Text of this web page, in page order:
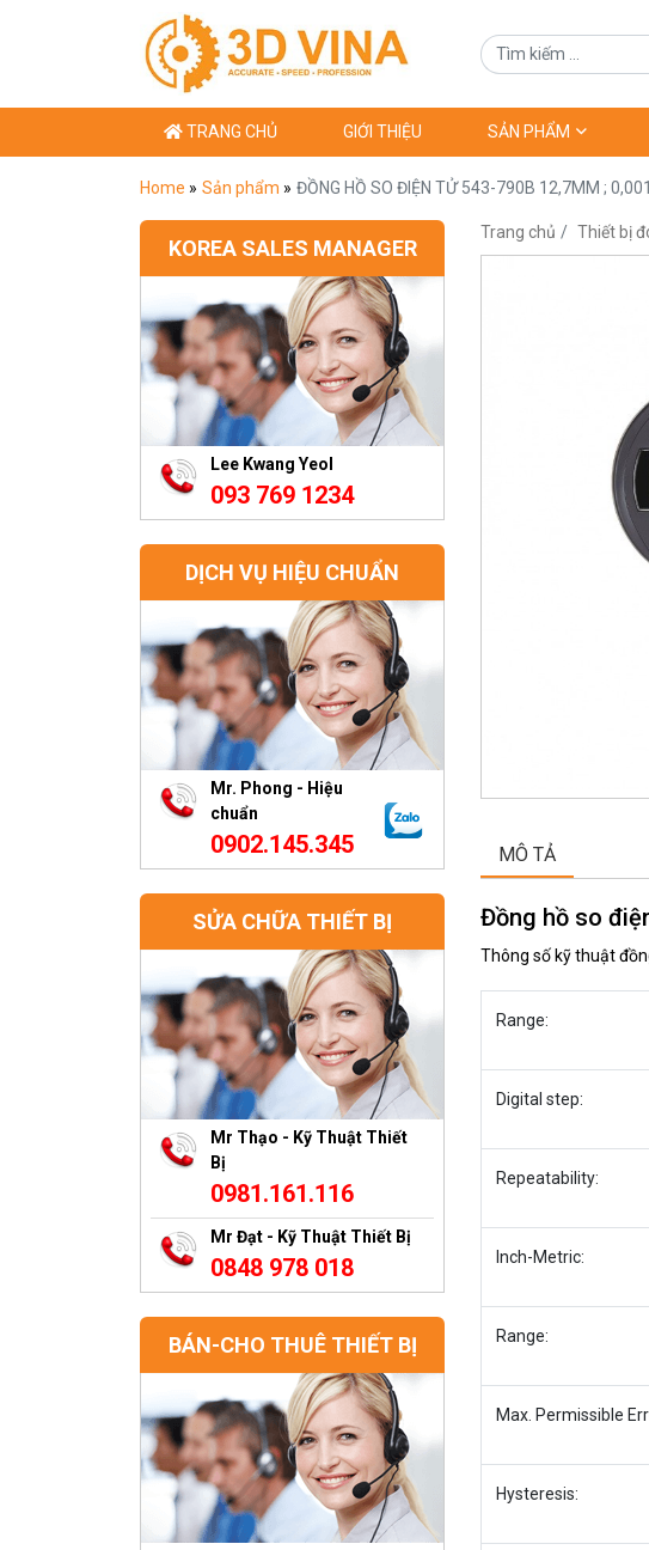
TRANG CHỦ GIỚI THIỆU SẢN PHẨM
Home » Sản phẩm » ĐỒNG HỒ SO ĐIỆN TỬ 543-790B 12,7MM ;
KOREA SALES MANAGER
Lee Kwang Yeol
093 769 1234
DỊCH VỤ HIỆU CHUẨN
Mr. Phong - Hiệu
chuẩn
0902.145.345
SỬA CHỮA THIẾT BỊ
Mr Thạo - Kỹ Thuật Thiết
Bị
0981.161.116
Mr Đạt - Kỹ Thuật Thiết Bị
0848 978 018
BÁN-CHO THUÊ THIẾT BỊ
Trang chủ Thiết bị
MÔ TẢ
Đồng hồ so
Thông số kỹ thuật
Range:
Digital step:
Repeatability:
Inch-Metric:
Range:
Max. Permissible
Hysteresis: